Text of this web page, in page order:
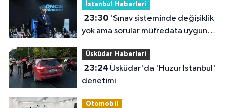
İstanbul Haberleri
23:30'Sınav sisteminde değişiklik
yok ama sorular müfredata uygun
hale gelecek'
Üsküdar Haberleri
23:24
denetimi
Otomobil